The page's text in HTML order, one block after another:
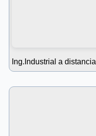
Ing.Industrial a distancia